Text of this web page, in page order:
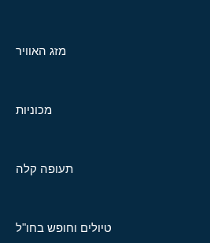
מזג האוויר
מכוניות
תעופה קלה
טיולים וחופש בחו"ל